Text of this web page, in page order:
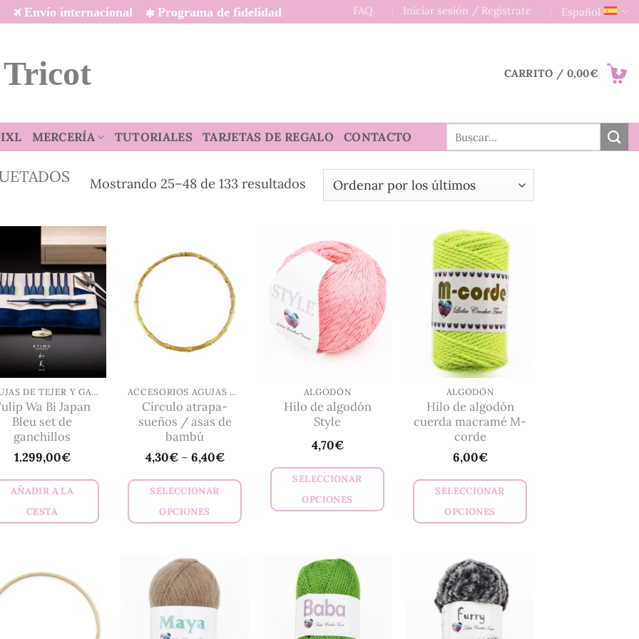
Envío internacional Programa de fidelidad FAQ Iniciar sesión / Registrate Español
CARRITO / 0,00€
MERCERÍA TUTORIALES TARJETAS DE REGALO CONTACTO
Buscar
Mostrando 25–48 de 133 resultados Ordenado
por
últimos
AGUJAS DE TEJER Y GANCHILLOS
Wa Bi Japan
Bleu set de
ganchillos
1.299,00€
AÑADIR A LA
CESTA
ACCESORIOS AGUJAS Y GANCHILLO
Círculo atrapa-
sueños / asas de
bambú
4,30€– 6,40€
SELECCIONAR
OPCIONES
tiene
múltiples
variantes.
Las
ALGODÓN
Hilo de algodón
Style
4,70€
SELECCIONAR
OPCIONES
tiene
múltiples
variantes.
Las
opciones
ALGODÓN
Hilo de algodón
cuerda macramé M-
corde
6,00€
SELECCIONAR
OPCIONES
tiene
múltiples
variantes.
Las